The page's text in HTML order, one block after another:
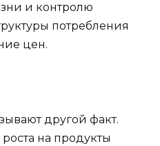
и контролю
потребления
цен.
другой факт.
на продукты